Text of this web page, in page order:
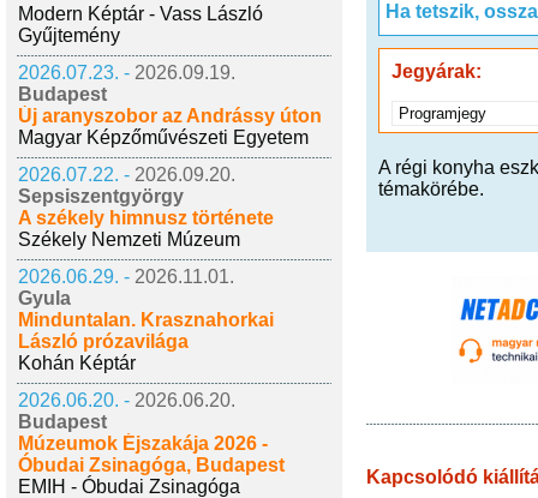
Modern Képtár - Vass László
Gyűjtemény
2026.07.23. - 2026.09.19.
Budapest
Új aranyszobor az Andrássy úton
Magyar Képzőművészeti Egyetem
2026.07.22. - 2026.09.20.
Sepsiszentgyörgy
A székely himnusz története
Székely Nemzeti Múzeum
2026.06.29. - 2026.11.01.
Gyula
Minduntalan. Krasznahorkai
László prózavilága
Kohán Képtár
2026.06.20. - 2026.06.20.
Budapest
Múzeumok Éjszakája 2026 -
Óbudai Zsinagóga, Budapest
EMIH - Óbudai Zsinagóga
Ha tetszik,
Jegyárak:
Programjegy
A régi konyha
témakörébe.
Kapcsolódó